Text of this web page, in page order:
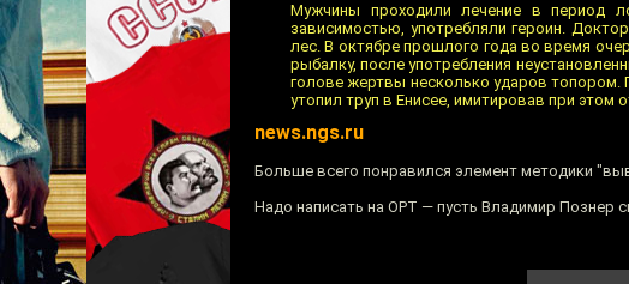
Мужчины проходили лечение в период
зависимостью, употребляли героин.
лес. В октябре прошлого года во время
рыбалку, после употребления
голове жертвы несколько ударов топором.
утопил труп в Енисее, имитировав при этом
news.ngs.ru
Больше всего понравился элемент методики
Надо написать на ОРТ — пусть Владимир Познер